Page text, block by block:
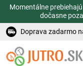
Momentálne
dočasne
Doprava zadarmo